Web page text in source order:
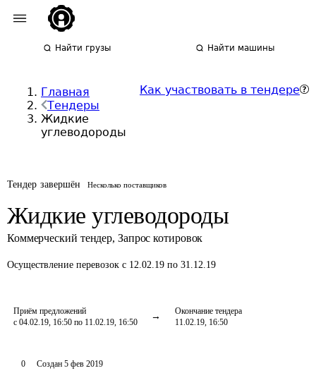
Найти грузы Найти машины
Главная
Тендеры
Жидкие
углеводороды
Как участвовать в тендере
Тендер завершён Несколько поставщиков
Жидкие углеводороды
Коммерческий тендер, Запрос котировок
Осуществление перевозок с 12.02.19 по 31.12.19
Приём предложений
с 04.02.19, 16:50 по 11.02.19, 16:50
Окончание тендера
11.02.19, 16:50
0 Создан 5 фев 2019